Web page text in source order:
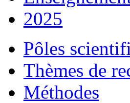
2025
Pôles
Thèmes de
Méthodes